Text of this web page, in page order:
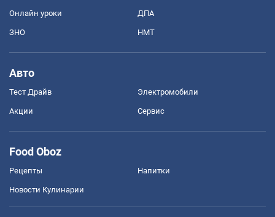
Онлайн уроки ДПА
ЗНО НМТ
Авто
Тест Драйв Электромобили
Акции Сервис
Food Oboz
Рецепты Напитки
Новости Кулинарии